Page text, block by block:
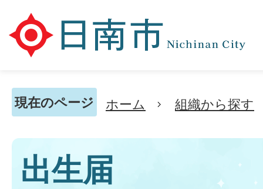
現在のページ ホーム 組織から探す
出生届